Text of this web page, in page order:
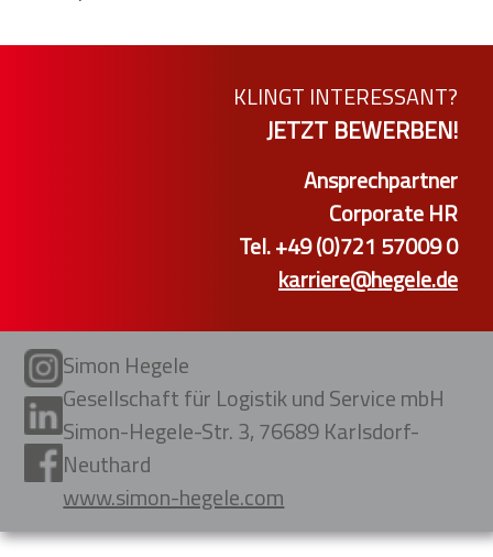
KLINGT INTERESSANT?
JETZT BEWERBEN!
Ansprechpartner
Corporate HR
Tel. +49 (0)721 57009 0
karriere@hegele.de
Simon Hegele
Gesellschaft für Logistik und Service mbH
Simon-Hegele-Str. 3, 76689 Karlsdorf-
Neuthard
www.simon-hegele.com